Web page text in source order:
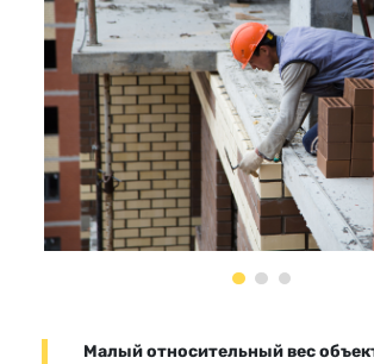
Малый относительный вес